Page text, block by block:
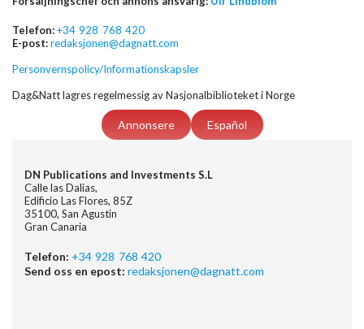
Telefon:+34 928 768 420
E-post:redaksjonen@dagnatt.com
Personvernspolicy/Informationskapsler
Dag&Natt lagres regelmessig av Nasjonalbiblioteket i Norge
Annonsere Español
DN Publications and Investments S.L
Calle las Dalias,
Edificio Las Flores, 85Z
35100, San Agustin
Gran Canaria
Telefon: +34 928 768 420
Send oss en epost: redaksjonen@dagnatt.com